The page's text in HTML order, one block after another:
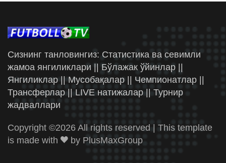
Сизнинг танловингиз: Статистика ва севимли
жамоа янгиликлари || Бўлажак ўйинлар ||
Янгиликлар || Мусобақалар || Чемпионатлар ||
Трансферлар || LIVE натижалар || Турнир
жадваллари
Copyright ©2026 All rights reserved | This template
is made with
by PlusMaxGroup